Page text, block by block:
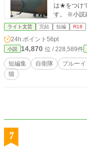
は★をつけ
す。 ※
ライト文芸 完結 短編 R18
24h.ポイント 56pt
小説 14,870 位 / 228,589件
短編集 自衛隊 ブルー
猫
7